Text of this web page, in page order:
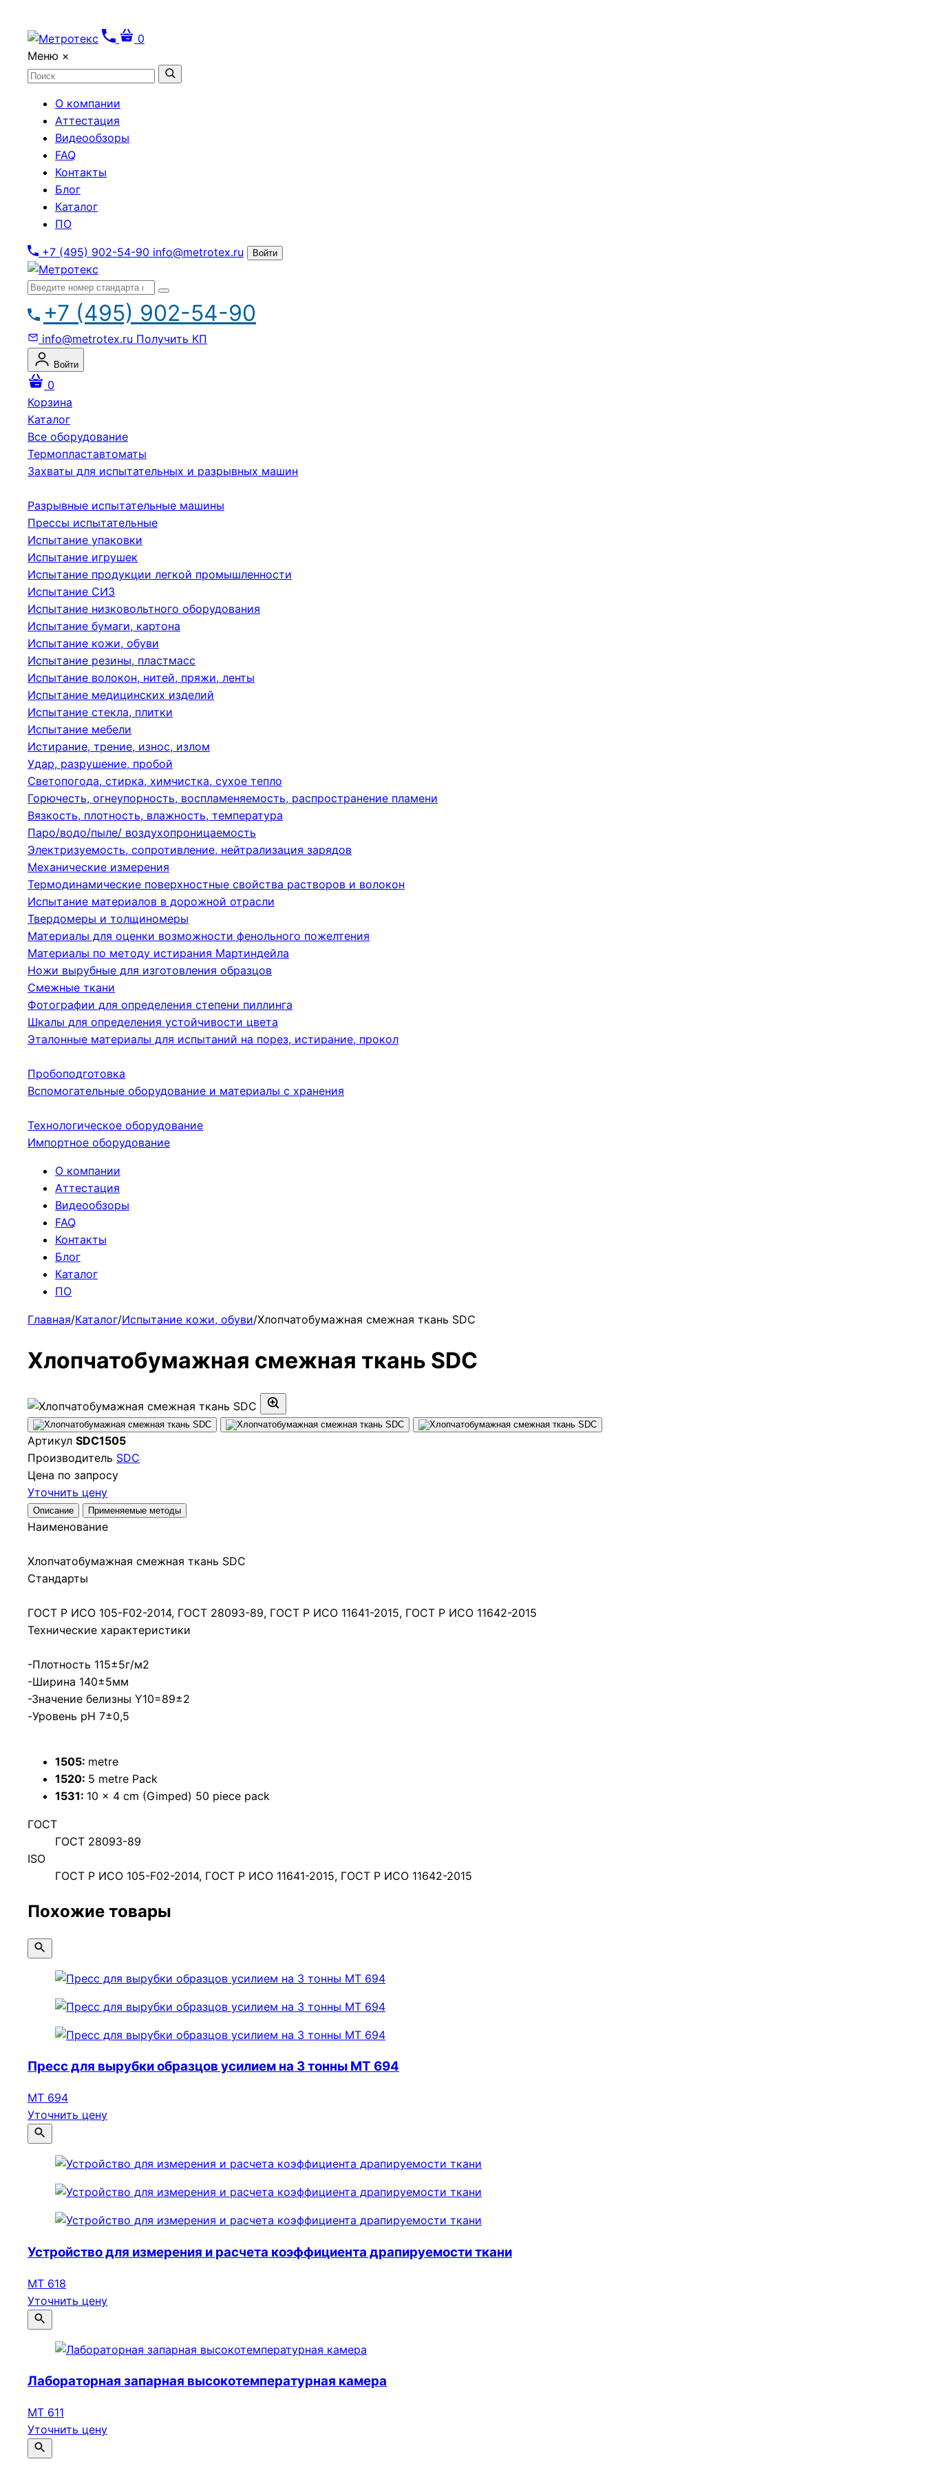
0
Меню ×
О компании
Аттестация
Видеообзоры
FAQ
Контакты
Блог
Каталог
ПО
+7 (495) 902-54-90 info@metrotex.ru Войти
+7 (495) 902-54-90
info@metrotex.ru Получить КП
Войти
0
Корзина
Каталог
Все оборудование
Термопластавтоматы
Захваты для испытательных и разрывных машин
Разрывные испытательные машины
Прессы испытательные
Испытание упаковки
Испытание игрушек
Испытание продукции легкой промышленности
Испытание СИЗ
Испытание низковольтного оборудования
Испытание бумаги, картона
Испытание кожи, обуви
Испытание резины, пластмасс
Испытание волокон, нитей, пряжи, ленты
Испытание медицинских изделий
Испытание стекла, плитки
Испытание мебели
Истирание, трение, износ, излом
Удар, разрушение, пробой
Светопогода, стирка, химчистка, сухое тепло
Горючесть, огнеупорность, воспламеняемость, распространение пламени
Вязкость, плотность, влажность, температура
Паро/водо/пыле/ воздухопроницаемость
Электризуемость, сопротивление, нейтрализация зарядов
Механические измерения
Термодинамические поверхностные свойства растворов и волокон
Испытание материалов в дорожной отрасли
Твердомеры и толщиномеры
Материалы для оценки возможности фенольного пожелтения
Материалы по методу истирания Мартиндейла
Ножи вырубные для изготовления образцов
Смежные ткани
Фотографии для определения степени пиллинга
Шкалы для определения устойчивости цвета
Эталонные материалы для испытаний на порез, истирание, прокол
Пробоподготовка
Вспомогательные оборудование и материалы с хранения
Технологическое оборудование
Импортное оборудование
О компании
Аттестация
Видеообзоры
FAQ
Контакты
Блог
Каталог
ПО
Главная/Каталог/Испытание кожи, обуви/Хлопчатобумажная смежная ткань SDC
Хлопчатобумажная смежная ткань SDC
Артикул SDC1505
Производитель SDC
Цена по запросу
Уточнить цену
Описание Применяемые методы
Наименование
Хлопчатобумажная смежная ткань SDC
Стандарты
ГОСТ Р ИСО 105-F02-2014, ГОСТ 28093-89, ГОСТ Р ИСО 11641-2015, ГОСТ Р ИСО 11642-2015
Технические характеристики
-Плотность 115±5г/м2
-Ширина 140±5мм
-Значение белизны Y10=89±2
-Уровень рН 7±0,5
1505: metre
1520: 5 metre Pack
1531: 10 x 4 cm (Gimped) 50 piece pack
ГОСТ
ГОСТ 28093-89
ISO
ГОСТ Р ИСО 105-F02-2014, ГОСТ Р ИСО 11641-2015, ГОСТ Р ИСО 11642-2015
Похожие товары
Пресс для вырубки образцов усилием на 3 тонны МТ 694
МТ 694
Уточнить цену
Устройство для измерения и расчета коэффициента драпируемости ткани
МТ 618
Уточнить цену
Лабораторная запарная высокотемпературная камера
МТ 611
Уточнить цену